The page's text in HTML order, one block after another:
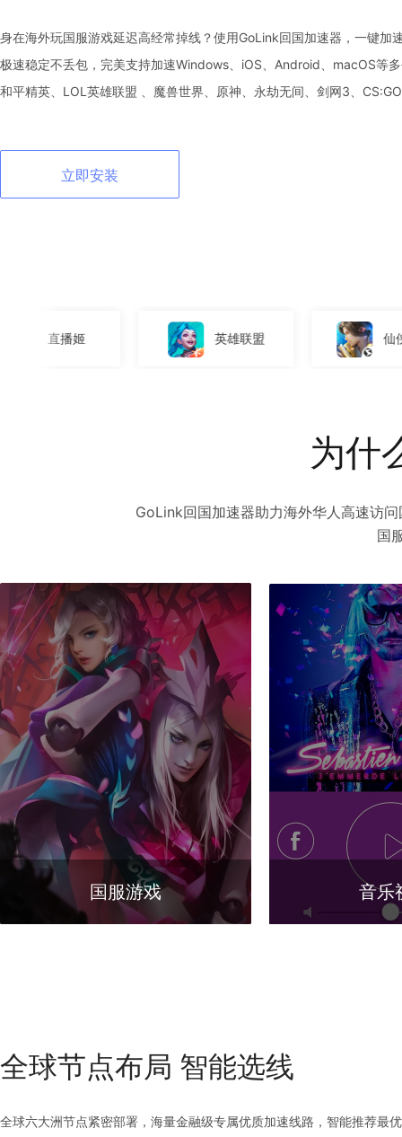
身在海外玩国服游戏延迟高经常掉线？使用GoLink回国加速器，一键加
极速稳定不丢包，完美支持加速Windows、iOS、Android、macOS等
和平精英、LOL英雄联盟 、魔兽世界、原神、永劫无间、剑网3、
立即安装
为什
GoLink回国加速器助力海外华人高速访
国
国服游戏 音乐
全球节点布局 智能选线
全球六大洲节点紧密部署，海量金融级专属优质加速线路，智能推荐最